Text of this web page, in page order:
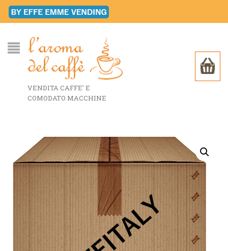
VENDITA CAFFE' E
COMODATO MACCHINE